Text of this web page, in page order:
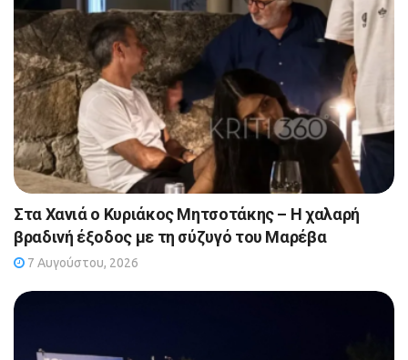
Στα Χανιά ο Κυριάκος Μητσοτάκης – Η χαλαρή
βραδινή έξοδος με τη σύζυγό του Μαρέβα
7 Αυγούστου, 2026